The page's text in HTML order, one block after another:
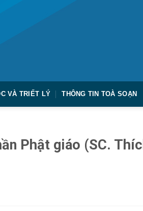
VÀ TRIẾT LÝ THÔNG TIN TOÀ SOẠN
Phật giáo (SC.